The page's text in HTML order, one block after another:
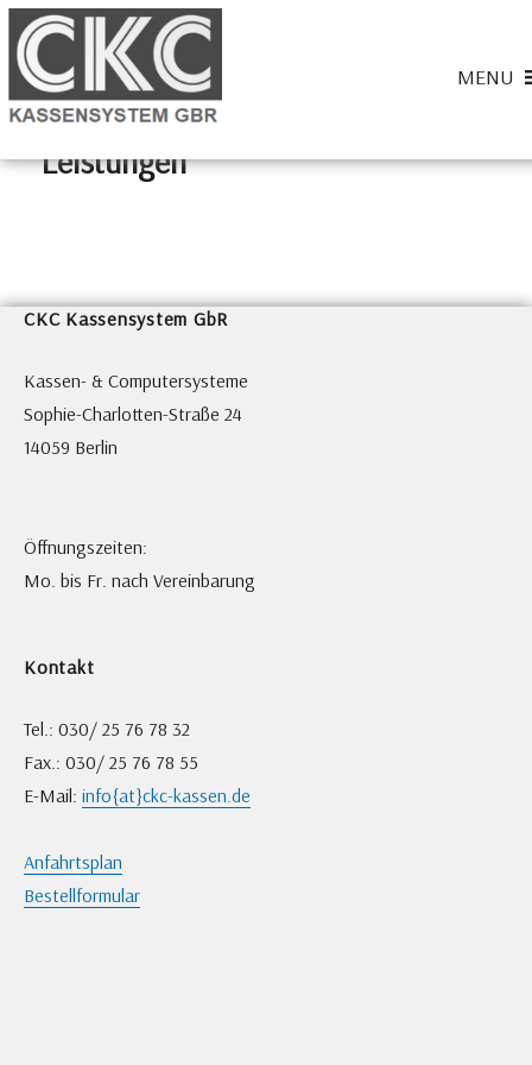
CKC-Kassensysteme
MENU
Home» Leistungen
Leistungen
CKC Kassensystem GbR
Kassen- & Computersysteme
Sophie-Charlotten-Straße 24
14059 Berlin
Öffnungszeiten:
Mo. bis Fr. nach Vereinbarung
Kontakt
Tel.: 030/ 25 76 78 32
Fax.: 030/ 25 76 78 55
E-Mail: info{at}ckc-kassen.de
Anfahrtsplan
Bestellformular